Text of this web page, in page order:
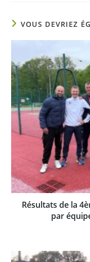
VOUS DEVRIEZ
Résultats de la
par